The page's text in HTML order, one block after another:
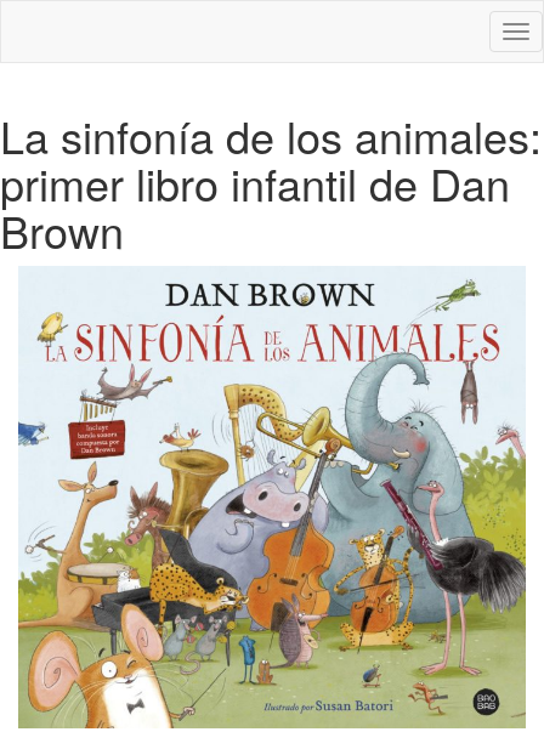
La sinfonía de los animales:
primer libro infantil de Dan
Brown